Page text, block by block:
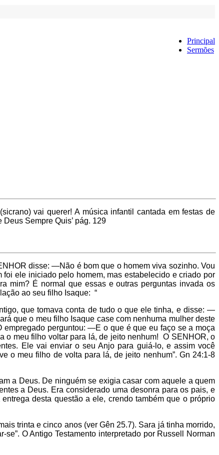
Principal
Sermões
vai querer! A música infantil cantada em festas de
Sempre Quis’ pág. 129
disse: —Não é bom que o homem viva sozinho. Vou
ele iniciado pelo homem, mas estabelecido e criado por
mim? É normal que essas e outras perguntas invada os
ao seu filho Isaque: “
que tomava conta de tudo o que ele tinha, e disse: —
que o meu filho Isaque case com nenhuma mulher deste
perguntou: —E o que é que eu faço se a moça
o meu filho voltar para lá, de jeito nenhum! O SENHOR, o
Ele vai enviar o seu Anjo para guiá-lo, e assim você
o meu filho de volta para lá, de jeito nenhum”. Gn 24:1-8
a Deus. De ninguém se exigia casar com aquele a quem
a Deus. Era considerado uma desonra para os pais, e
desta questão a ele, crendo também que o próprio
trinta e cinco anos (ver Gên 25.7). Sara já tinha morrido,
O Antigo Testamento interpretado por Russell Norman